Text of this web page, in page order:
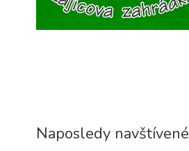
Naposledy navštívené